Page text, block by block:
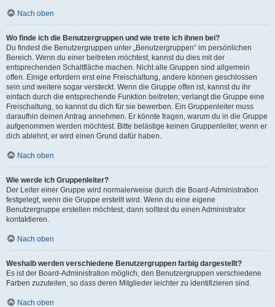
Nach oben
Wo finde ich die Benutzergruppen und wie trete ich ihnen bei?
Du findest die Benutzergruppen unter „Benutzergruppen“ im persönlichen
Bereich. Wenn du einer beitreten möchtest, kannst du dies mit der
entsprechenden Schaltfläche machen. Nicht alle Gruppen sind allgemein
offen. Einige erfordern erst eine Freischaltung, andere können geschlossen
sein und weitere sogar versteckt. Wenn die Gruppe offen ist, kannst du ihr
einfach durch die entsprechende Funktion beitreten; verlangt die Gruppe eine
Freischaltung, so kannst du dich für sie bewerben. Ein Gruppenleiter muss
daraufhin deinen Antrag annehmen. Er könnte fragen, warum du in die Gruppe
aufgenommen werden möchtest. Bitte belästige keinen Gruppenleiter, wenn er
dich ablehnt, er wird einen Grund dafür haben.
Nach oben
Wie werde ich Gruppenleiter?
Der Leiter einer Gruppe wird normalerweise durch die Board-Administration
festgelegt, wenn die Gruppe erstellt wird. Wenn du eine eigene
Benutzergruppe erstellen möchtest, dann solltest du einen Administrator
kontaktieren.
Nach oben
Weshalb werden verschiedene Benutzergruppen farbig dargestellt?
Es ist der Board-Administration möglich, den Benutzergruppen verschiedene
Farben zuzuteilen, so dass deren Mitglieder leichter zu identifizieren sind.
Nach oben